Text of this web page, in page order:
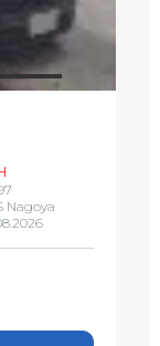
Nagoya